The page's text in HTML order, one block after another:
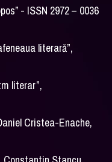
- ISSN 2972 – 0036
literară”,
literar”,
Cristea-Enache,